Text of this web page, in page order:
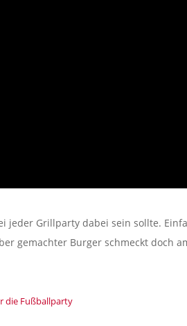
jeder Grillparty dabei sein sollte.
gemachter Burger schmeckt doch
die Fußballparty